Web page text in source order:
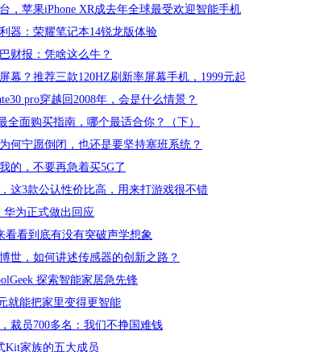
，苹果iPhone XR成去年全球最受欢迎智能手机
器：荣耀笔记本14锐龙版体验
财报：凭啥这么牛？
幕？推荐三款120HZ刷新率屏幕手机，1999元起
pro穿越回2008年，会是什么情景？
全面购买指南，哪个最适合你？（下）
何宁愿倒闭，也还是要坚持塞班系统？
的，不要再急着买5G了
这3款公认性价比高，用来打游戏很不错
华为正式做出回应
看看到底有没有突破声学想象
世，如何讲述传感器的创新之路？
探索智能家居急先锋
就能把家里变得更智能
裁员700多名：我们不挣国难钱
Kit家族的五大成员